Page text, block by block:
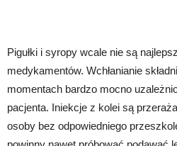
Pigułki i syropy wcale nie są
medykamentów. Wchłanianie
momentach bardzo mocno
pacjenta. Iniekcje z kolei są
osoby bez odpowiedniego